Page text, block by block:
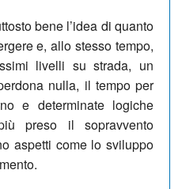
bene l’idea di quanto
e, allo stesso tempo,
livelli su strada, un
nulla, il tempo per
e determinate logiche
preso il sopravvento
aspetti come lo sviluppo